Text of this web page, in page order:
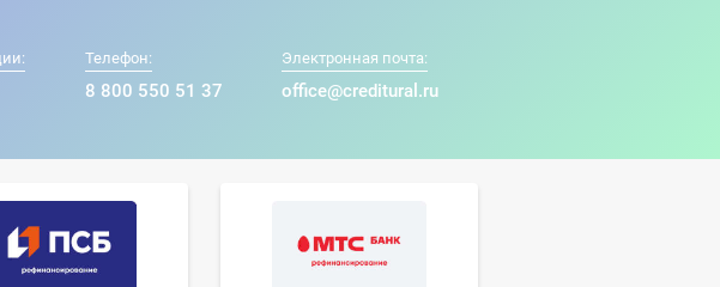
Телефон:
8 800 550 51 37
Электронная почта:
office@creditural.ru